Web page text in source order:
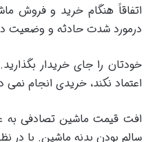
اتفاقاً هنگام خرید و فروش
درمورد شدت حادثه و وضعیت
خودتان را جای خریدار
اعتماد نکند، خریدی انجام
افت قیمت ماشین تصادفی به
سالم بودن بدنه ماشین. با در